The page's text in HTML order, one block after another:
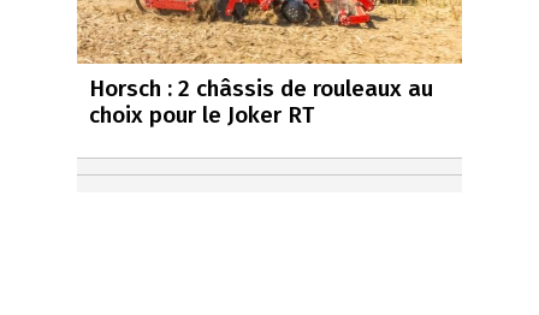
Horsch : 2 châssis de rouleaux au
choix pour le Joker RT